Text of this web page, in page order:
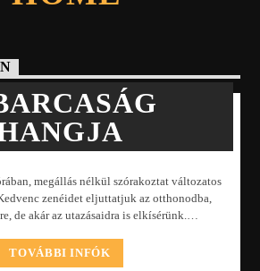
megállás nélkül szórakoztat változatos
zenéidet eljuttatjuk az otthonodba,
de akár az utazásaidra is elkísérünk.
magának kedvére valót.
TOVÁBBI INFÓK